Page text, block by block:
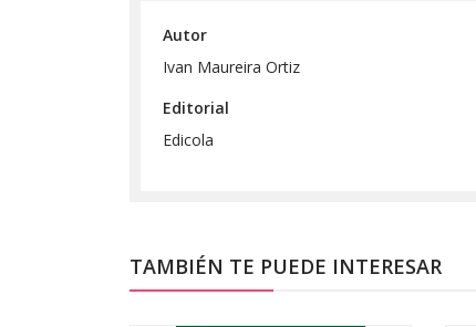
Autor
Ivan Maureira Ortiz
Editorial
Edicola
TAMBIÉN TE PUEDE INTERESAR